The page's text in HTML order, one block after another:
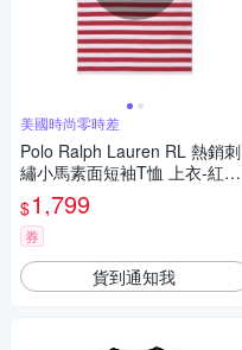
美國時尚零時差
Polo Ralph Lauren RL 熱銷刺
繡小馬素面短袖T恤 上衣-紅白
橫條紋色
$1,799
券
貨到通知我